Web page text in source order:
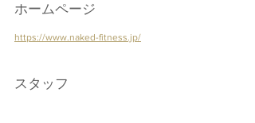
ホームページ
https://www.naked-fitness.jp/
スタッフ